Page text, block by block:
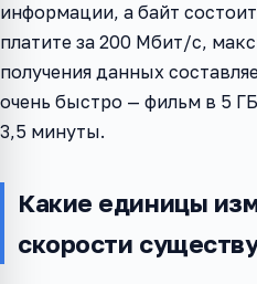
информации, а байт
платите за 200 Мбит/с,
получения данных
очень быстро — фильм в 5
3,5 минуты.
Какие единицы
скорости